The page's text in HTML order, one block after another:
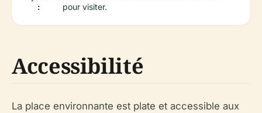
:
pour visiter.
Accessibilité
La place environnante est plate et accessible aux